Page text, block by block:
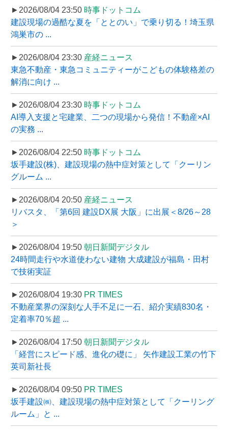
►2026/08/04 23:50 時事ドットコム
建設現場の過酷な夏を「ととのい」で乗り切る！埼玉県
鴻巣市の ...
►2026/08/04 23:30 産経ニュース
東急不動産・東急コミュニティーがこどもの体験格差の
解消に向け ...
►2026/08/04 23:30 時事ドットコム
AI導入支援と宅建業、二つの現場から発信！不動産×AI
の実務 ...
►2026/08/04 22:50 時事ドットコム
坂手建設(株)、建設現場の熱中症対策として「クーリン
グルーム ...
►2026/08/04 20:50 産経ニュース
リバスタ、「第6回 建設DX展 大阪」に出展＜8/26～28
＞
►2026/08/04 19:50 朝日新聞デジタル
24時間走行や水道使わない建物 大成建設が福島・田村
で技術実証
►2026/08/04 19:30 PR TIMES
不動産業界の深刻な人手不足に一石、紹介実績830名・
定着率70％超 ...
►2026/08/04 17:50 朝日新聞デジタル
「経営にスピード感、進化の礎に」 矢作建設工業の竹下
英司新社長
►2026/08/04 09:50 PR TIMES
坂手建設㈱、建設現場の熱中症対策として「クーリング
ルーム」と ...